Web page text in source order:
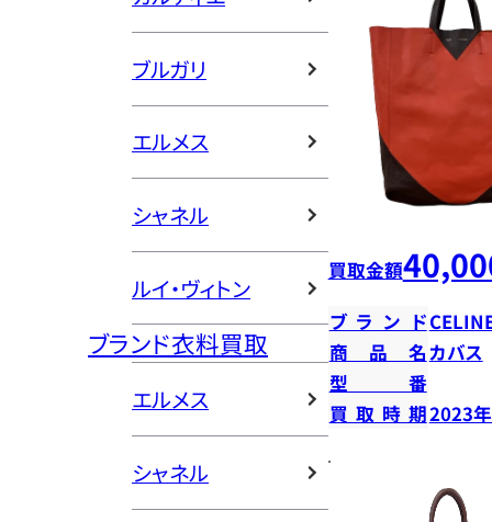
ブルガリ
エルメス
シャネル
ルイ・ヴィトン
ブランド衣料買取
エルメス
シャネル
買取金額
ブランド
商品名カバス
型番
買取時期2023